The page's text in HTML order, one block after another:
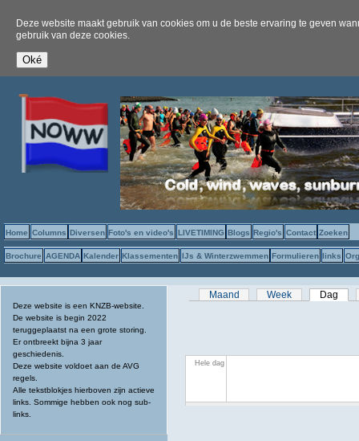
Deze website maakt gebruik van cookies om u de beste ervaring te geven
gebruik van deze cookies.
Home Columns Diversen Foto's en video's LIVETIMING Blogs Regio's Contact Zoeken
Brochure AGENDA Kalender Klassementen IJs & Winterzwemmen Formulieren links
Deze website is een KNZB-website.
De website is begin 2022
teruggeplaatst na een grote storing.
Er ontbreekt bijna 3 jaar
geschiedenis.
Deze website voldoet aan de AVG
regels.
Alle tekstblokjes hierboven zijn actieve
links. Sommige hebben ook nog sub-
links.
Primaire tabs
Maand Week Dag
Hele dag